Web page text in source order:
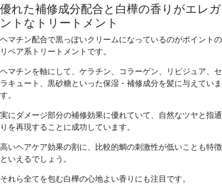
優れた補修成分配合と白樺の香りがエレガ
ントなトリートメント
ヘマチン配合で黒っぽいクリームになっているのがポイントの
リペア系トリートメントです。
ヘマチンを軸にして、ケラチン、コラーゲン、リピジュア、セ
ラキュート、黒砂糖といった保湿・補修成分を髪に与えていま
す。
実にダメージ部分の補修効果に優れていて、 自然なツヤと指通
りを再現することに成功しています。
高いヘアケア効果の割に、比較的鯛の刺激性が低いことも特徴
といえるでしょう。
それら全てを包む白樺の心地よい香りにも注目です。